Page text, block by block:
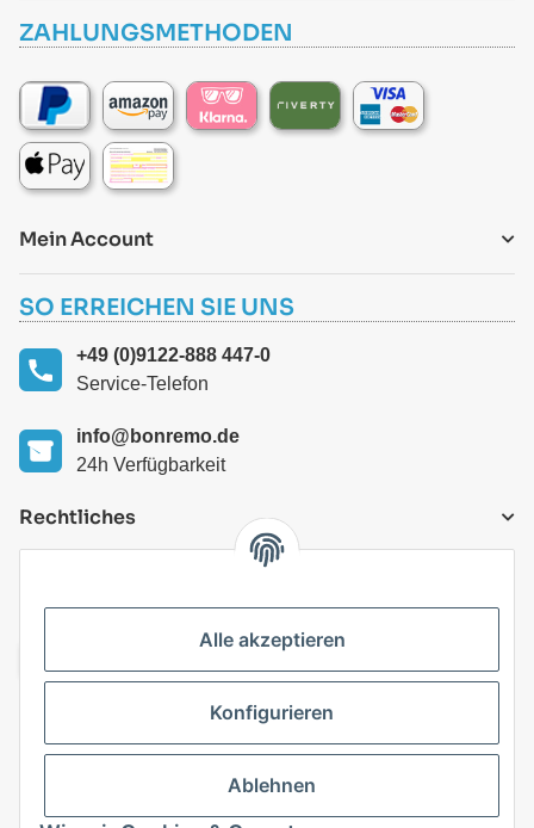
ZAHLUNGSMETHODEN
Mein Account
SO ERREICHEN SIE UNS
+49 (0)9122-888 447-0
Service-Telefon
info@bonremo.de
24h Verfügbarkeit
Rechtliches
Vertrag widerrufen
Alle akzeptieren
Konfigurieren
Ablehnen